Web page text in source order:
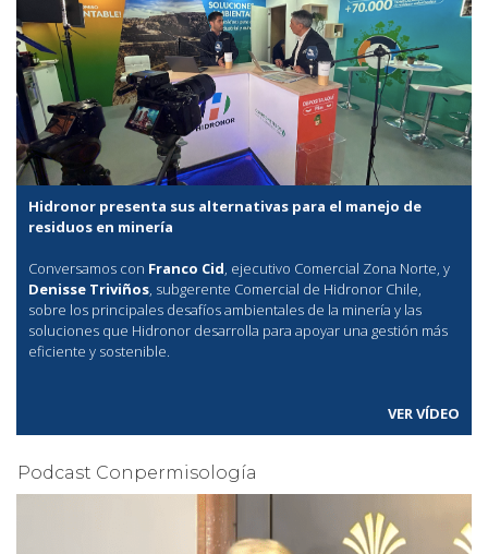
Hidronor presenta sus alternativas para el manejo de
residuos en minería
Conversamos con Franco Cid, ejecutivo Comercial Zona Norte, y
Denisse Triviños, subgerente Comercial de Hidronor Chile,
sobre los principales desafíos ambientales de la minería y las
soluciones que Hidronor desarrolla para apoyar una gestión más
eficiente y sostenible.
VER VÍDEO
Podcast Conpermisología